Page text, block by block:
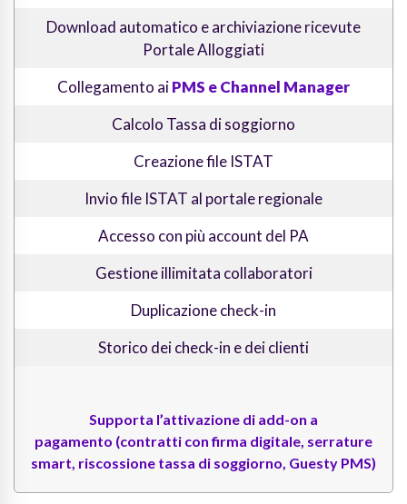
Download automatico e archiviazione ricevute
Portale Alloggiati
Collegamento aiPMS e Channel Manager
Calcolo Tassa di soggiorno
Creazione file ISTAT
Invio file ISTAT al portale regionale
Accesso con più account del PA
Gestione illimitata collaboratori
Duplicazione check-in
Storico dei check-in e dei clienti
Supporta l’attivazione di add-on a
pagamento (contratti con firma digitale, serrature
smart, riscossione tassa di soggiorno, Guesty PMS)